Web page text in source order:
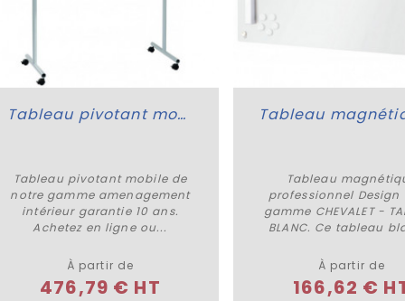
Plus de détails
Tableau pivotant mobile
Tableau pivotant mobile de
notre gamme amenagement
intérieur garantie 10 ans.
Achetez en ligne ou...
À partir de
476,79 € HT
Plus de détails
Tableau
professionnel Design
gamme CHEVALET -
BLANC. Ce tableau
À partir de
166,62 €